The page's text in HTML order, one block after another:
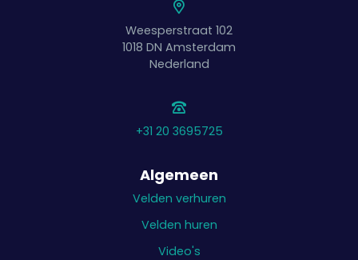
Weesperstraat 102
1018 DN Amsterdam
Nederland
+31 20 3695725
Algemeen
Velden verhuren
Velden huren
Video's